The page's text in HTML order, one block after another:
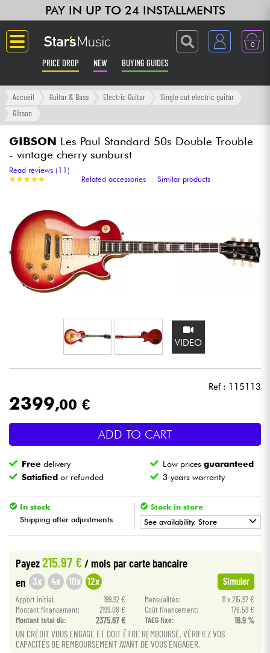
PAY IN UP TO 24 INSTALLMENTS
0
PRICE DROP NEW BUYING GUIDES
Langue
Amp & Effect
Synths & Samplers
Home-Studio
Headphone
Lighting
Wind
Violins & Quartet
Kids
Cables & Access.
HiFi
Bundle
Accueil Guitar & Bass Electric Guitar
Single cut electric guitar
Gibson
GIBSON Les Paul Standard 50s Double Trouble
- vintage cherry sunburst
★★★★★
★★★★★
Read reviews (11)
Related accessories
Similar products
VIDEO
Ref : 115113
2399,00 €
ADD TO CART
Free delivery Low pricesguaranteed
Satisfied or refunded 3-years warranty
In stock
Shipping after adjustments
Stock in store
See availability. Store
•
Payez215.97 €/ mois par carte bancaire
en 3x 4x 10x 12x Simuler
Apport initial: 199.92 € Mensualités:
11 x 215.97 €
Montant financement:
2199.08 € Coût financement:
176.59 €
Montant total dù:
2375.67 € TAEG fixe: 16.9 %
UN CRÉDIT VOUS ENGAGE ET DOIT ÊTRE REMBOURSÉ. VÉRIFIEZ VOS
CAPACITÉS DE REMBOURSEMENT AVANT DE VOUS ENGAGER.